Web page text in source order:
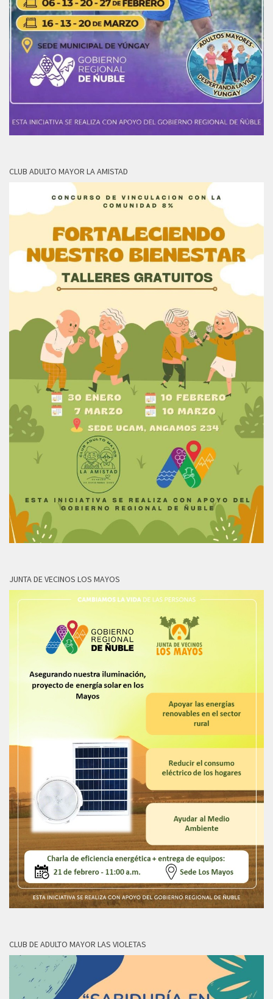
CLUB ADULTO MAYOR LA AMISTAD
JUNTA DE VECINOS LOS MAYOS
CLUB DE ADULTO MAYOR LAS VIOLETAS